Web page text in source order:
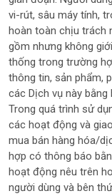
vi-rút, sâu máy tính,
hoàn toàn chịu trách
gồm nhưng không
thống trong trường
thông tin, sản phẩm,
các Dịch vụ này bằng
Trong quá trình sử
các hoạt động và
mua bán hàng hóa/
hợp có thông báo
hoạt động nêu trên
người dùng và bên